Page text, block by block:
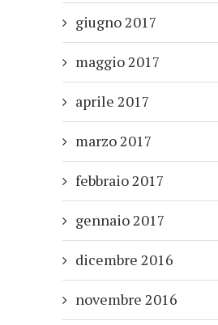
giugno 2017
maggio 2017
aprile 2017
marzo 2017
febbraio 2017
gennaio 2017
dicembre 2016
novembre 2016